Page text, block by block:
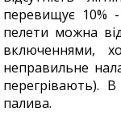
перевищує 10% -
пелети можна
включеннями,
неправильне
перегрівають).
палива.